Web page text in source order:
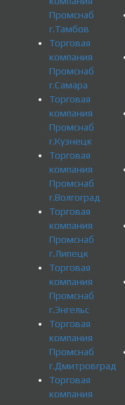
Промснаб
г.Тамбов
Торговая
компания
Промснаб
г.Самара
Торговая
компания
Промснаб
г.Кузнецк
Торговая
компания
Промснаб
г.Волгоград
Торговая
компания
Промснаб
г.Липецк
Торговая
компания
Промснаб
г.Энгельс
Торговая
компания
Промснаб
г.Дмитровград
Торговая
компания